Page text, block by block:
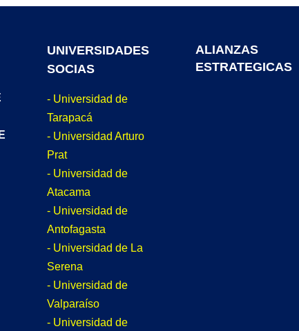
UNIVERSIDADES
SOCIAS
- Universidad de
Tarapacá
- Universidad Arturo
Prat
- Universidad de
Atacama
- Universidad de
Antofagasta
- Universidad de La
Serena
- Universidad de
Valparaíso
- Universidad de
ALIANZAS
ESTRATEGICAS